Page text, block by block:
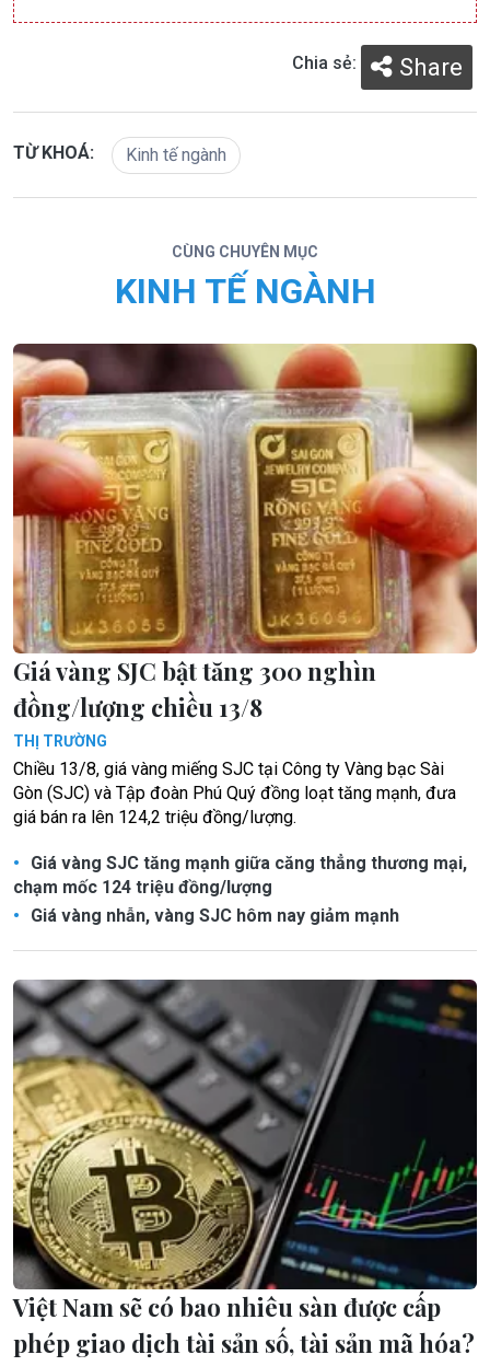
Chia sẻ: Share
TỪ KHOÁ: Kinh tế ngành
CÙNG CHUYÊN MỤC
KINH TẾ NGÀNH
Giá vàng SJC bật tăng 300 nghìn
đồng/lượng chiều 13/8
THỊ TRƯỜNG
Chiều 13/8, giá vàng miếng SJC tại Công ty Vàng bạc Sài
Gòn (SJC) và Tập đoàn Phú Quý đồng loạt tăng mạnh, đưa
giá bán ra lên 124,2 triệu đồng/lượng.
Giá vàng SJC tăng mạnh giữa căng thẳng thương mại,
chạm mốc 124 triệu đồng/lượng
Giá vàng nhẫn, vàng SJC hôm nay giảm mạnh
Việt Nam sẽ có bao nhiêu sàn được cấp
phép giao dịch tài sản số, tài sản mã hóa?